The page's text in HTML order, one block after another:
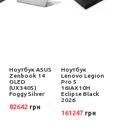
Ноутбук ASUS
Zenbook 14
OLED
(UX3405)
Foggy Silver
82642 грн
Ноутбук
Lenovo Legion
Pro 5
16IAX10H
Eclipse Black
2026
161247 грн